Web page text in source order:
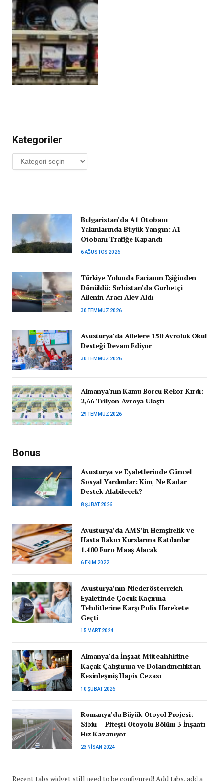
Kategoriler
Kategoriler
Bulgaristan’da A1 Otobanı
Yakınlarında Büyük Yangın: A1
Otobanı Trafiğe Kapandı
6 AĞUSTOS 2026
Türkiye Yolunda Facianın Eşiğinden
Dönüldü: Sırbistan’da Gurbetçi
Ailenin Aracı Alev Aldı
30 TEMMUZ 2026
Avusturya’da Ailelere 150 Avroluk Okul
Desteği Devam Ediyor
30 TEMMUZ 2026
Almanya’nın Kamu Borcu Rekor Kırdı:
2,66 Trilyon Avroya Ulaştı
29 TEMMUZ 2026
Bonus
Avusturya ve Eyaletlerinde Güncel
Sosyal Yardımlar: Kim, Ne Kadar
Destek Alabilecek?
8 ŞUBAT 2026
Avusturya’da AMS’in Hemşirelik ve
Hasta Bakıcı Kurslarına Katılanlar
1.400 Euro Maaş Alacak
6 EKIM 2022
Avusturya’nın Niederösterreich
Eyaletinde Çocuk Kaçırma
Tehditlerine Karşı Polis Harekete
Geçti
15 MART 2024
Almanya’da İnşaat Müteahhidine
Kaçak Çalıştırma ve Dolandırıcılıktan
Kesinleşmiş Hapis Cezası
10 ŞUBAT 2026
Romanya’da Büyük Otoyol Projesi:
Sibiu – Pitești Otoyolu Bölüm 3 İnşaatı
Hız Kazanıyor
23 NISAN 2024
Recent tabs widget still need to be configured! Add tabs, add a